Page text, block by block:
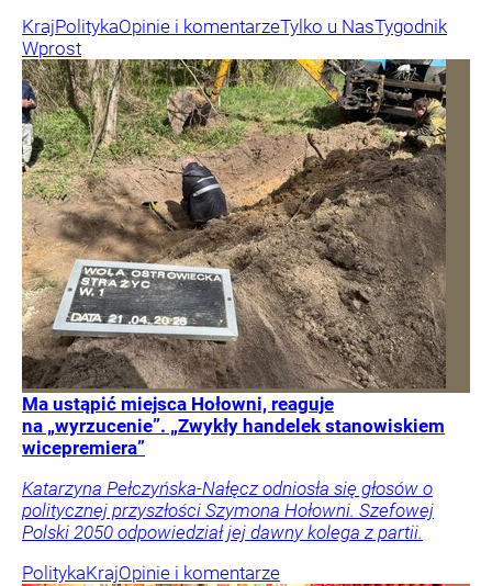
KrajPolitykaOpinie i komentarzeTylko u NasTygodnik
Wprost
Ma ustąpić miejsca Hołowni, reaguje
na „wyrzucenie”. „Zwykły handelek stanowiskiem
wicepremiera”
Katarzyna Pełczyńska-Nałęcz odniosła się głosów o
politycznej przyszłości Szymona Hołowni. Szefowej
Polski 2050 odpowiedział jej dawny kolega z partii.
PolitykaKrajOpinie i komentarze